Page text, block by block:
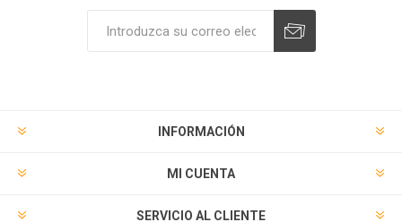
INFORMACIÓN
MI CUENTA
SERVICIO AL CLIENTE